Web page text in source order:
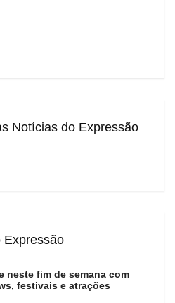
Notícias do Expressão
Expressão
neste fim de semana com
festivais e atrações